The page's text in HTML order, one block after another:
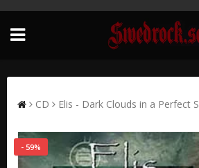
CD Elis - Dark Clouds in a Perfect
- 59%